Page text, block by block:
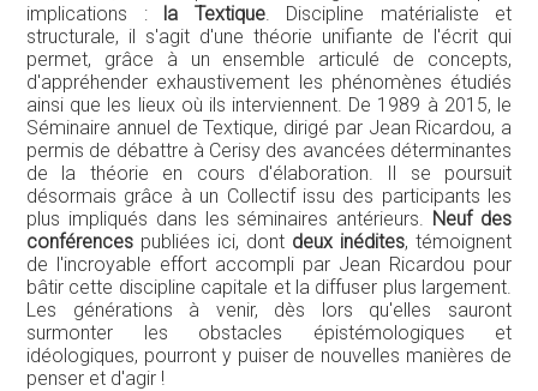
implications : la Textique. Discipline matérialiste et
structurale, il s'agit d'une théorie unifiante de l'écrit qui
permet, grâce à un ensemble articulé de concepts,
d'appréhender exhaustivement les phénomènes étudiés
ainsi que les lieux où ils interviennent. De 1989 à 2015, le
Séminaire annuel de Textique, dirigé par Jean Ricardou, a
permis de débattre à Cerisy des avancées déterminantes
de la théorie en cours d'élaboration. Il se poursuit
désormais grâce à un Collectif issu des participants les
plus impliqués dans les séminaires antérieurs. Neuf des
conférences publiées ici, dont deux inédites, témoignent
de l'incroyable effort accompli par Jean Ricardou pour
bâtir cette discipline capitale et la diffuser plus largement.
Les générations à venir, dès lors qu'elles sauront
surmonter les obstacles épistémologiques et
idéologiques, pourront y puiser de nouvelles manières de
penser et d'agir !